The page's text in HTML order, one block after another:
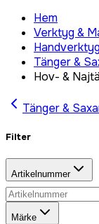
Hem
Verktyg &
Handverktyg
Tänger &
Hov- &
Tänger &
Filter
Artikelnummer
Märke